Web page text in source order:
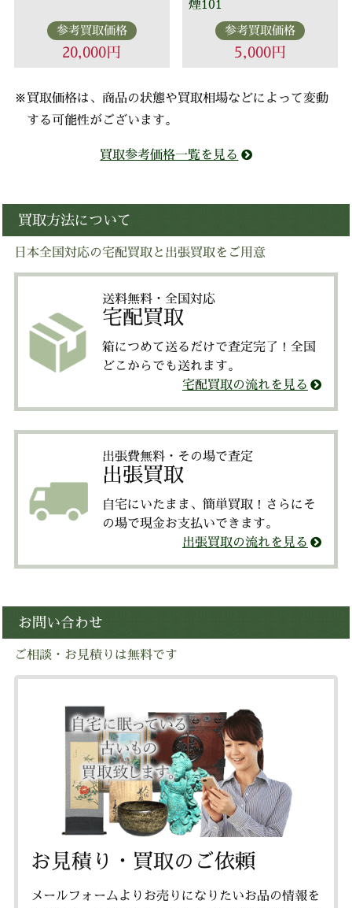
参考買取価格
20,000円
煙101
参考買取価格
5,000円
※買取価格は、商品の状態や買取相場などによって変動
する可能性がございます。
買取参考価格一覧を見る
買取方法について
日本全国対応の宅配買取と出張買取をご用意
送料無料・全国対応
宅配買取
箱につめて送るだけで査定完了！全国
どこからでも送れます。
宅配買取の流れを見る
出張費無料・その場で査定
出張買取
自宅にいたまま、簡単買取！さらにそ
の場で現金お支払いできます。
出張買取の流れを見る
お問い合わせ
ご相談・お見積りは無料です
お見積り・買取のご依頼
メールフォームよりお売りになりたいお品の情報を